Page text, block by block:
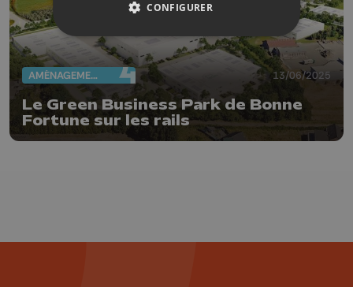
AMÉNAGEMENT DU TERRITOIRE 13/06/2025
Le Green Business Park de Bonne
Fortune sur les rails
CONFIGURER